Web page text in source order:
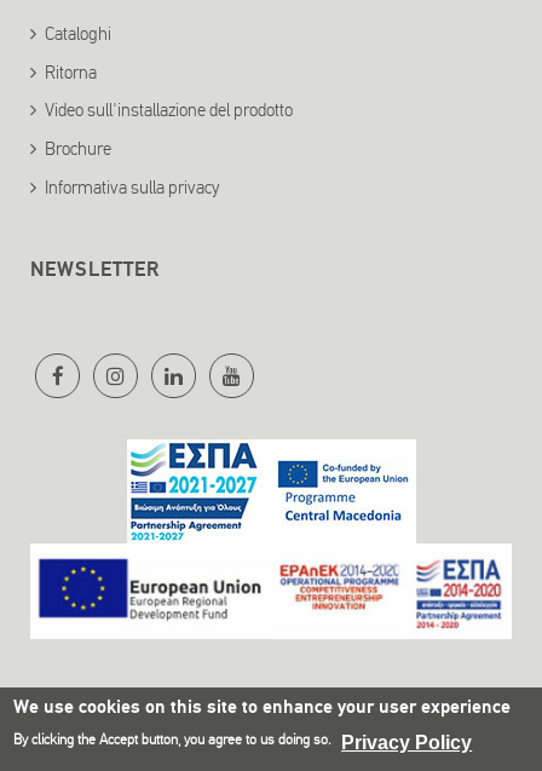
Cataloghi
Ritorna
Video sull'installazione del prodotto
Brochure
Informativa sulla privacy
NEWSLETTER
We use cookies on this site to enhance your user experience
By clicking the Accept button, you agree to us doing so. Privacy Policy